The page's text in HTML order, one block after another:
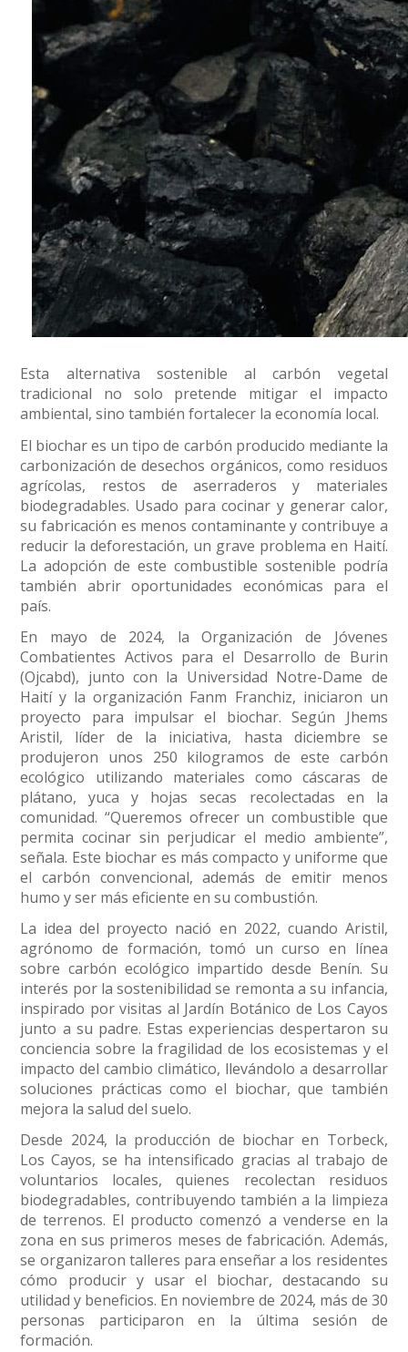
Esta alternativa sostenible al carbón vegetal
tradicional no solo pretende mitigar el impacto
ambiental, sino también fortalecer la economía local.
El biochar es un tipo de carbón producido mediante la
carbonización de desechos orgánicos, como residuos
agrícolas, restos de aserraderos y materiales
biodegradables. Usado para cocinar y generar calor,
su fabricación es menos contaminante y contribuye a
reducir la deforestación, un grave problema en Haití.
La adopción de este combustible sostenible podría
también abrir oportunidades económicas para el
país.
En mayo de 2024, la Organización de Jóvenes
Combatientes Activos para el Desarrollo de Burin
(Ojcabd), junto con la Universidad Notre-Dame de
Haití y la organización Fanm Franchiz, iniciaron un
proyecto para impulsar el biochar. Según Jhems
Aristil, líder de la iniciativa, hasta diciembre se
produjeron unos 250 kilogramos de este carbón
ecológico utilizando materiales como cáscaras de
plátano, yuca y hojas secas recolectadas en la
comunidad. “Queremos ofrecer un combustible que
permita cocinar sin perjudicar el medio ambiente”,
señala. Este biochar es más compacto y uniforme que
el carbón convencional, además de emitir menos
humo y ser más eficiente en su combustión.
La idea del proyecto nació en 2022, cuando Aristil,
agrónomo de formación, tomó un curso en línea
sobre carbón ecológico impartido desde Benín. Su
interés por la sostenibilidad se remonta a su infancia,
inspirado por visitas al Jardín Botánico de Los Cayos
junto a su padre. Estas experiencias despertaron su
conciencia sobre la fragilidad de los ecosistemas y el
impacto del cambio climático, llevándolo a desarrollar
soluciones prácticas como el biochar, que también
mejora la salud del suelo.
Desde 2024, la producción de biochar en Torbeck,
Los Cayos, se ha intensificado gracias al trabajo de
voluntarios locales, quienes recolectan residuos
biodegradables, contribuyendo también a la limpieza
de terrenos. El producto comenzó a venderse en la
zona en sus primeros meses de fabricación. Además,
se organizaron talleres para enseñar a los residentes
cómo producir y usar el biochar, destacando su
utilidad y beneficios. En noviembre de 2024, más de 30
personas participaron en la última sesión de
formación.